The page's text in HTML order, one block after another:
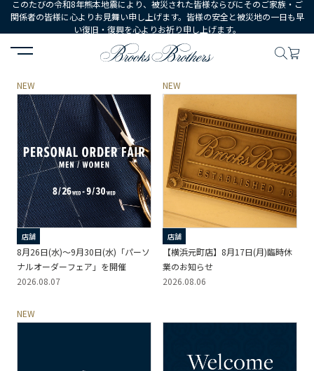
このたびの令和8年熊本地震により、被災された皆様ならびにそのご家族・ご
関係者の皆様に心よりお見舞い申し上げます。皆様の安全と被災地の一日も早
い復旧・復興を心よりお祈り申し上げます。
HOME
NEW
店舗
8月26日(水)～9月30日(水)「パーソ
ナルオーダーフェア」を開催
2026.08.07
NEW
店舗
【横浜元町店】8月17日(月)臨時休
業のお知らせ
2026.08.06
NEW